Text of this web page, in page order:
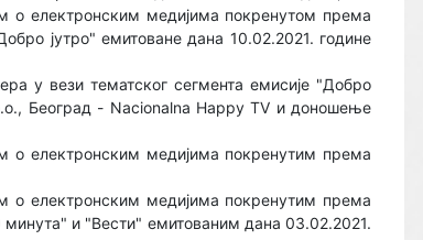
електронским медијима покренутом према
јутро" емитоване дана 10.02.2021. године
у вези тематског сегмента емисије "Добро
Београд - Nacionalna Happy TV и доношење
електронским медијима покренутим према
електронским медијима покренутим према
и "Вести" емитованим дана 03.02.2021.